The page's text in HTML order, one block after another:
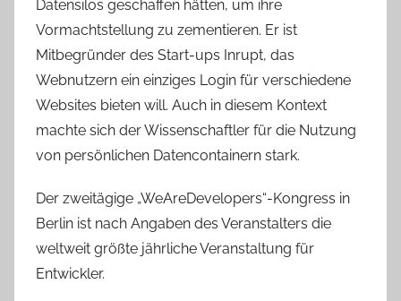
Datensilos geschaffen hätten, um ihre
Vormachtstellung zu zementieren. Er ist
Mitbegründer des Start-ups Inrupt, das
Webnutzern ein einziges Login für verschiedene
Websites bieten will. Auch in diesem Kontext
machte sich der Wissenschaftler für die Nutzung
von persönlichen Datencontainern stark.
Der zweitägige „WeAreDevelopers“-Kongress in
Berlin ist nach Angaben des Veranstalters die
weltweit größte jährliche Veranstaltung für
Entwickler.